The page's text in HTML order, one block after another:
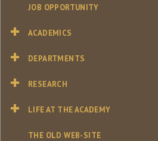
JOB OPPORTUNITY
ACADEMICS
DEPARTMENTS
RESEARCH
LIFE AT THE ACADEMY
THE OLD WEB-SITE